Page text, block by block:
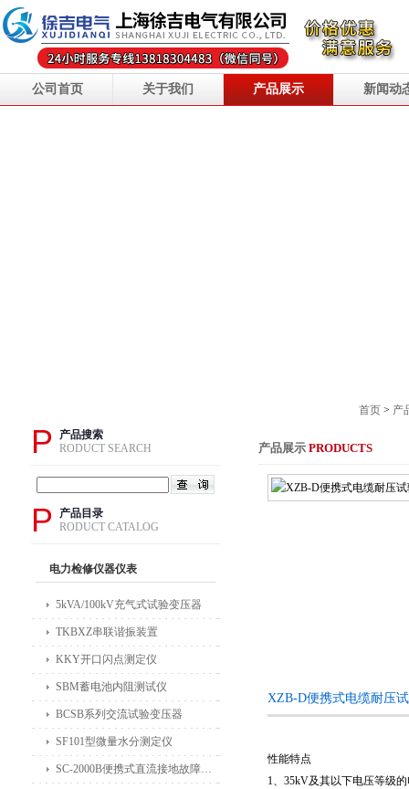
公司首页 关于我们 产品展示 新闻动
首页 > 产
产品展示 PRODUCTS
XZB-D便携式电缆耐压
性能特点
1、35kV及其以下电压等级
P
产品搜索
RODUCT SEARCH
P
产品目录
RODUCT CATALOG
电力检修仪器仪表
5kVA/100kV充气式试验变压器
TKBXZ串联谐振装置
KKY开口闪点测定仪
SBM蓄电池内阻测试仪
BCSB系列交流试验变压器
SF101型微量水分测定仪
SC-2000B便携式直流接地故障检测仪